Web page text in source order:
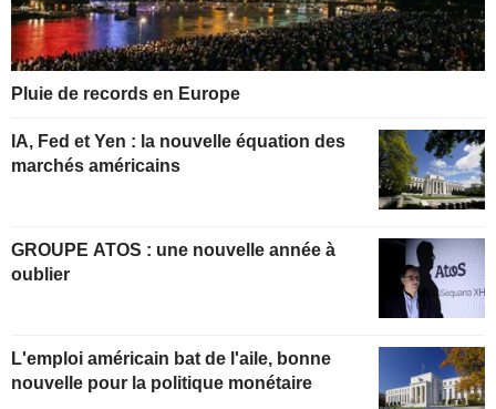
Pluie de records en Europe
IA, Fed et Yen : la nouvelle équation des
marchés américains
GROUPE ATOS : une nouvelle année à
oublier
L'emploi américain bat de l'aile, bonne
nouvelle pour la politique monétaire